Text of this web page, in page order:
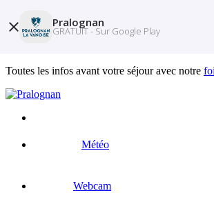
Toutes les infos avant votre séjour avec notre
Météo
Webcam
Pralognan
GRATUIT - Sur Google Play